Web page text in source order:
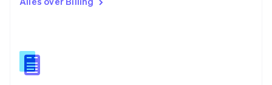
EnglishItaliano
Español
Thailand